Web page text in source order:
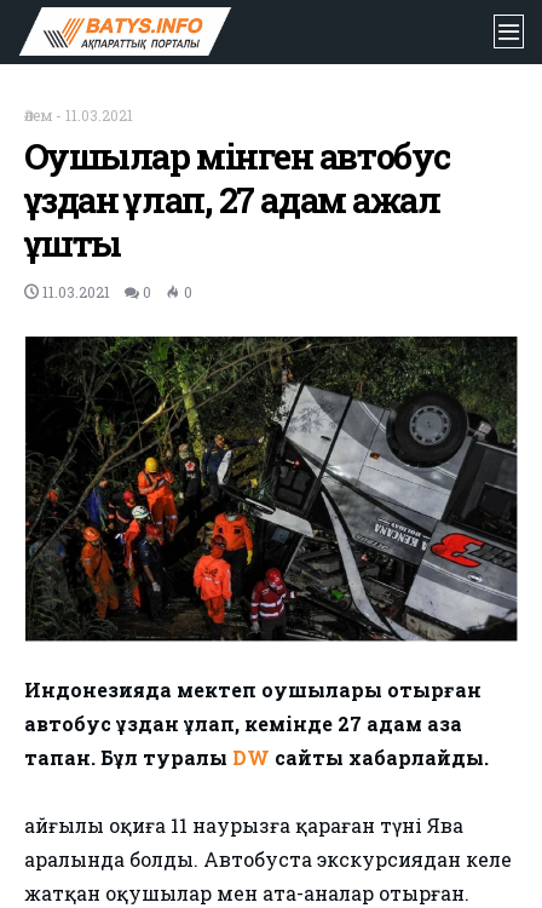
Әлем - 11.03.2021
Оқушылар мінген автобус
құздан құлап, 27 адам ажал
құшты
11.03.2021 0 0
Индонезияда мектеп оқушылары отырған
автобус құздан құлап, кемінде 27 адам қаза
тапқан. Бұл туралы DW сайты хабарлайды.
Қайғылы оқиға 11 наурызға қараған түні Ява
аралында болды. Автобуста экскурсиядан келе
жатқан оқушылар мен ата-аналар отырған.